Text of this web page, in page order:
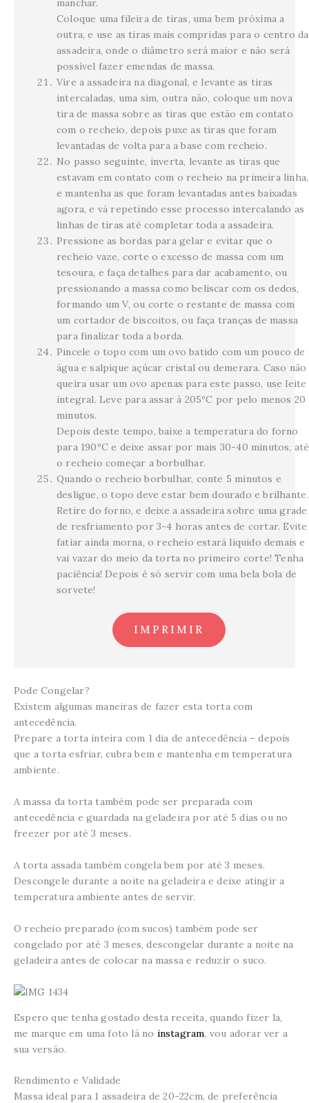
manchar.
Coloque uma fileira de tiras, uma bem próxima a
outra, e use as tiras mais compridas para o centro da
assadeira, onde o diâmetro será maior e não será
possível fazer emendas de massa.
Vire a assadeira na diagonal, e levante as tiras
intercaladas, uma sim, outra não, coloque um nova
tira de massa sobre as tiras que estão em contato
com o recheio, depois puxe as tiras que foram
levantadas de volta para a base com recheio.
No passo seguinte, inverta, levante as tiras que
estavam em contato com o recheio na primeira linha,
e mantenha as que foram levantadas antes baixadas
agora, e vá repetindo esse processo intercalando as
linhas de tiras até completar toda a assadeira.
Pressione as bordas para gelar e evitar que o
recheio vaze, corte o excesso de massa com um
tesoura, e faça detalhes para dar acabamento, ou
pressionando a massa como beliscar com os dedos,
formando um V, ou corte o restante de massa com
um cortador de biscoitos, ou faça tranças de massa
para finalizar toda a borda.
Pincele o topo com um ovo batido com um pouco de
água e salpique açúcar cristal ou demerara. Caso não
queira usar um ovo apenas para este passo, use leite
integral. Leve para assar à 205ºC por pelo menos 20
minutos.
Depois deste tempo, baixe a temperatura do forno
para 190ºC e deixe assar por mais 30-40 minutos, até
o recheio começar a borbulhar.
Quando o recheio borbulhar, conte 5 minutos e
desligue, o topo deve estar bem dourado e brilhante.
Retire do forno, e deixe a assadeira sobre uma grade
de resfriamento por 3-4 horas antes de cortar. Evite
fatiar ainda morna, o recheio estará liquido demais e
vai vazar do meio da torta no primeiro corte! Tenha
paciência! Depois é só servir com uma bela bola de
sorvete!
IMPRIMIR
Pode Congelar?
Existem algumas maneiras de fazer esta torta com
antecedência.
Prepare a torta inteira com 1 dia de antecedência – depois
que a torta esfriar, cubra bem e mantenha em temperatura
ambiente.
A massa da torta também pode ser preparada com
antecedência e guardada na geladeira por até 5 dias ou no
freezer por até 3 meses.
A torta assada também congela bem por até 3 meses.
Descongele durante a noite na geladeira e deixe atingir a
temperatura ambiente antes de servir.
O recheio preparado (com sucos) também pode ser
congelado por até 3 meses, descongelar durante a noite na
geladeira antes de colocar na massa e reduzir o suco.
Espero que tenha gostado desta receita, quando fizer la,
me marque em uma foto lá no instagram, vou adorar ver a
sua versão.
Rendimento e Validade
Massa ideal para 1 assadeira de 20-22cm, de preferência